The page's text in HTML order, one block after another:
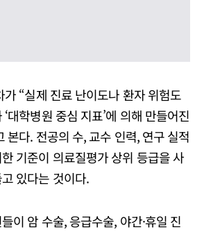
“실제 진료 난이도나 환자 위험도
대학병원 중심 지표’에 의해 만들어진
본다. 전공의 수, 교수 인력, 연구 실적
기준이 의료질평가 상위 등급을 사
있다는 것이다.
이 암 수술, 응급수술, 야간·휴일 진